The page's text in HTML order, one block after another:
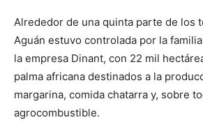
Alrededor de una quinta parte de los
Aguán estuvo controlada por la
la empresa Dinant, con 22 mil
palma africana destinados a la
margarina, comida chatarra y, sobre
agrocombustible.